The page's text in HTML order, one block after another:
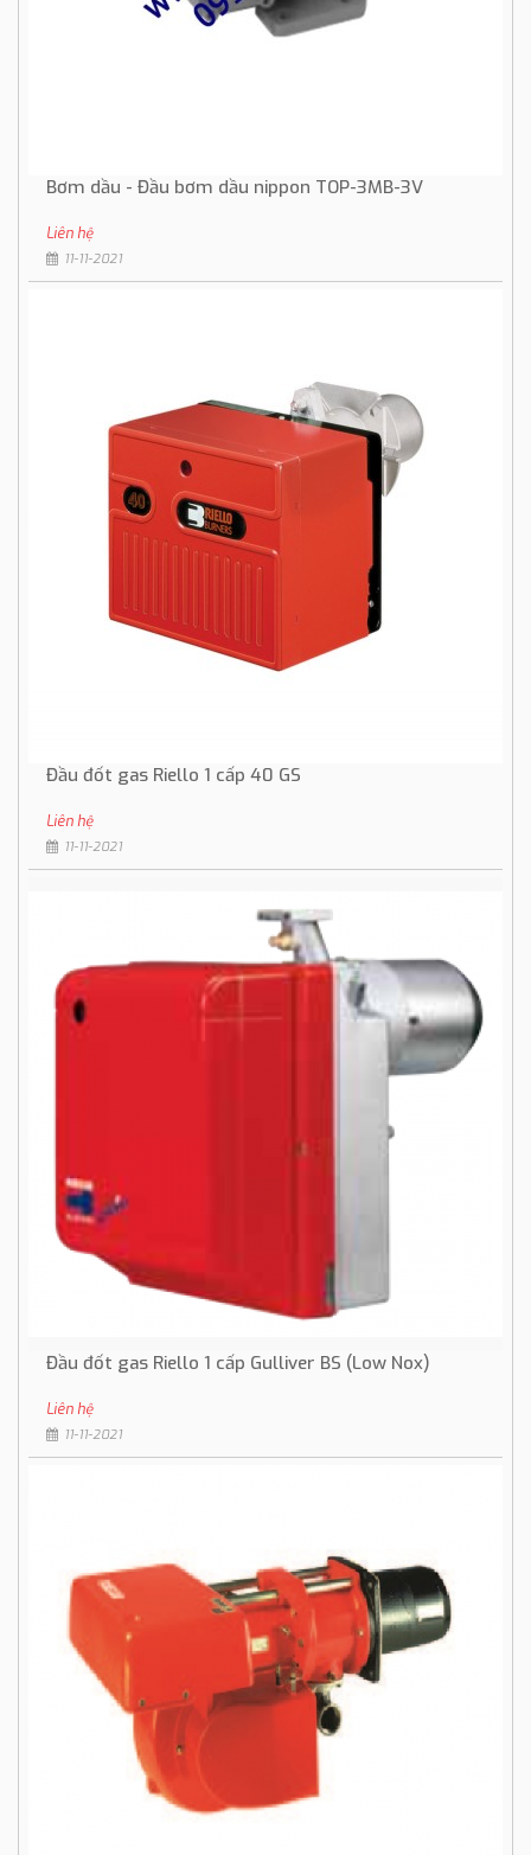
Bơm dầu - Đầu bơm dầu nippon TOP-3MB-3V
Liên hệ
11-11-2021
Đầu đốt gas Riello 1 cấp 40 GS
Liên hệ
11-11-2021
Đầu đốt gas Riello 1 cấp Gulliver BS (Low Nox)
Liên hệ
11-11-2021